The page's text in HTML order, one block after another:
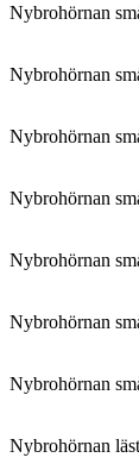
Nybrohörnan
Nybrohörnan
Nybrohörnan
Nybrohörnan
Nybrohörnan
Nybrohörnan
Nybrohörnan
Nybrohörnan